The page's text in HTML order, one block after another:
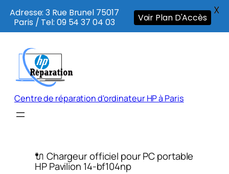
contenu
Centre de réparation d'ordinateur HP à Paris
🔌 Chargeur officiel pour PC portable
HP Pavilion 14-bf104np
Adresse: 3 Rue Brunel 75017
Paris / Tel: 09 54 37 04 03
Voir Plan D'Accès
X